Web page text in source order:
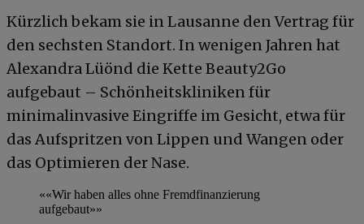
Kürzlich bekam sie in Lausanne den Vertrag für
den sechsten Standort. In wenigen Jahren hat
Alexandra Lüönd die Kette Beauty2Go
aufgebaut – Schönheitskliniken für
minimalinvasive Eingriffe im Gesicht, etwa für
das Aufspritzen von Lippen und Wangen oder
das Optimieren der Nase.
««Wir haben alles ohne Fremdfinanzierung
aufgebaut»»